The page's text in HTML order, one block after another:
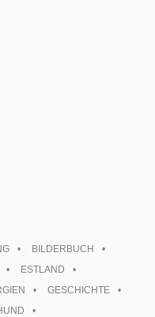
BILDERBUCH
ESTLAND
GESCHICHTE